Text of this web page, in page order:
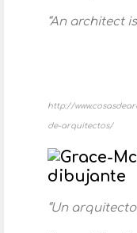
“An architect
http://
de-arquitectos/
“Un